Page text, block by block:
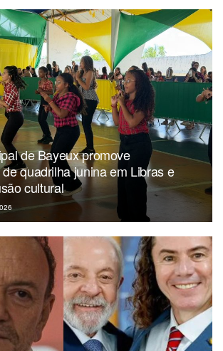
e pedem que o ex-presidente seja
Com informações Notícias ao Minuto.
de Bayeux promove
quadrilha junina em Libras e
cultural